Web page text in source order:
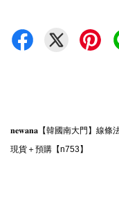
𝐧𝐞𝐰𝐚𝐧𝐚【韓國南大門】線條
現貨＋預購【n753】